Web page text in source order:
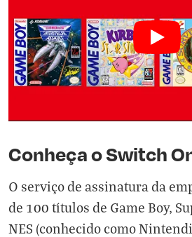
Conheça o Switch
O serviço de assinatura da
de 100 títulos de Game Boy,
NES (conhecido como